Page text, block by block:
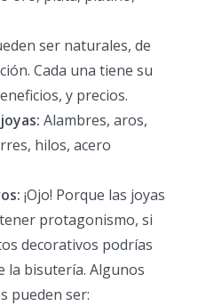
ser naturales, de
Cada una tiene su
y precios.
Alambres, aros,
hilos, acero
¡Ojo! Porque las joyas
protagonismo, si
decorativos podrías
la bisutería. Algunos
pueden ser: